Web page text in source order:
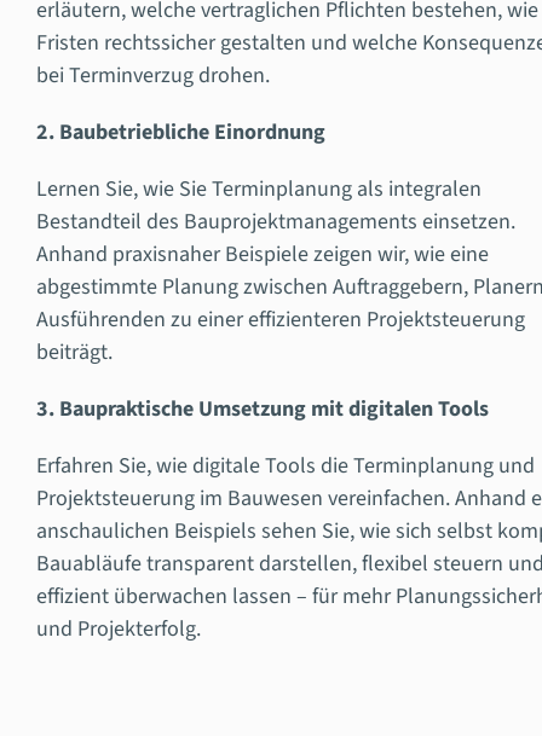
erläutern, welche vertraglichen Pflichten bestehen, wie
Fristen rechtssicher gestalten und welche
bei Terminverzug drohen.
2. Baubetriebliche Einordnung
Lernen Sie, wie Sie Terminplanung als integralen
Bestandteil des Bauprojektmanagements einsetzen.
Anhand praxisnaher Beispiele zeigen wir, wie eine
abgestimmte Planung zwischen Auftraggebern,
Ausführenden zu einer effizienteren Projektsteuerung
beiträgt.
3. Baupraktische Umsetzung mit digitalen Tools
Erfahren Sie, wie digitale Tools die Terminplanung und
Projektsteuerung im Bauwesen vereinfachen. Anhand
anschaulichen Beispiels sehen Sie, wie sich selbst
Bauabläufe transparent darstellen, flexibel steuern
effizient überwachen lassen – für mehr
und Projekterfolg.